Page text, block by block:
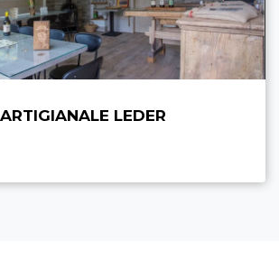
LEDER